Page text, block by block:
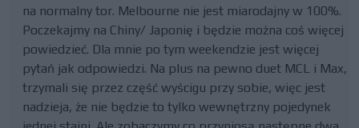
na normalny tor. Melbourne nie jest miarodajny w 100%.
Poczekajmy na Chiny/ Japonię i będzie można coś więcej
powiedzieć. Dla mnie po tym weekendzie jest więcej
pytań jak odpowiedzi. Na plus na pewno duet MCL i Max,
trzymali się przez część wyścigu przy sobie, więc jest
nadzieja, że nie będzie to tylko wewnętrzny pojedynek